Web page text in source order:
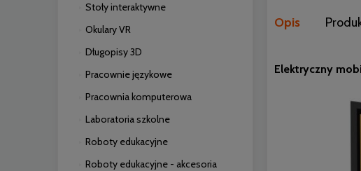
Stoły interaktywne
Okulary VR
Długopisy 3D
Pracownie językowe
Pracownia komputerowa
Laboratoria szkolne
Roboty edukacyjne
Roboty edukacyjne - akcesoria
Opis
Elektryczny